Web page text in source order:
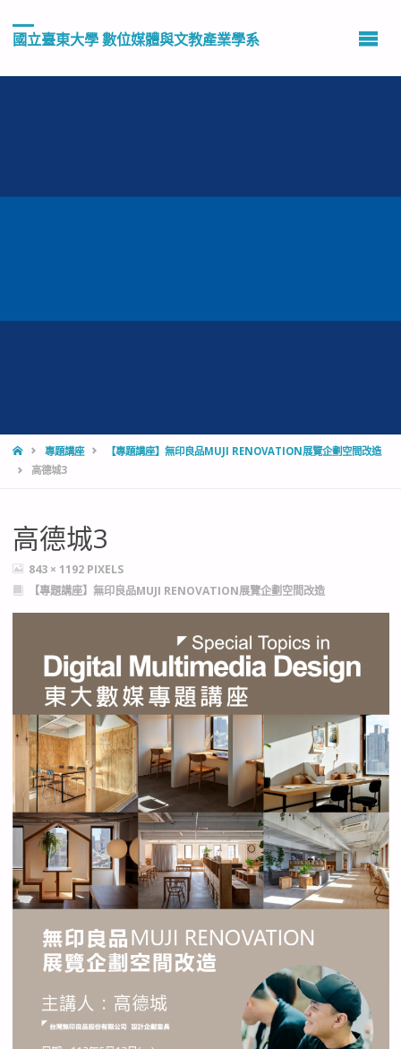
國立臺東大學 數位媒體與文教產業學系
HOME專題講座
【專題講座】無印良品MUJI RENOVATION展覽企劃空間改造
高德城3
高德城3
FULL
SIZE
843 × 1192 PIXELS
【專題講座】無印良品MUJI RENOVATION展覽企劃空間改造